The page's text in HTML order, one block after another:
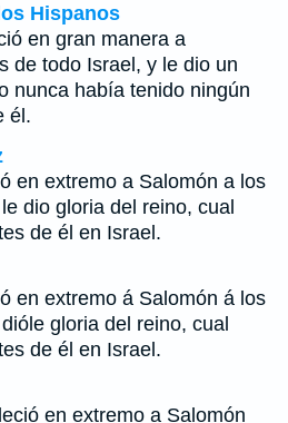
Hispanos
en gran manera a
de todo Israel, y le dio un
nunca había tenido ningún
él.
en extremo a Salomón a los
dio gloria del reino, cual
de él en Israel.
en extremo á Salomón á los
gloria del reino, cual
de él en Israel.
en extremo a Salomón